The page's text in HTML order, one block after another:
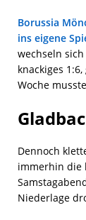
Borussia
ins eigene
wechseln
knackiges
Woche
Dennoch
immerhin die
Niederlage